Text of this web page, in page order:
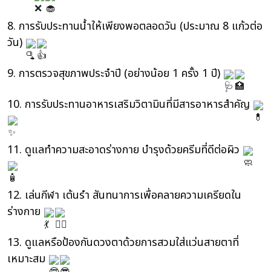
8. การรับประทานน้ำให้เพียงพอตลอดวัน (ประมาณ 8 แก้วต่อ
วัน)
9. การตรวจสุขภาพประจำปี (อย่างน้อย 1 ครั้ง 1 ปี)
10. การรับประทานอาหารเสริมวิตามินที่มีสารอาหารสำคัญ
11. ดูแลทำความสะอาดร่างกาย บำรุงด้วยครีมที่ดีต่อผิว
12. เล่นกีฬา เต้นรำ สันทนาการเพื่อคลายความเครียดใน
ร่างกาย
13. ดูแลหรือป้องกันดวงตาด้วยการสวมใส่แว่นสายตาที่
เหมาะสม